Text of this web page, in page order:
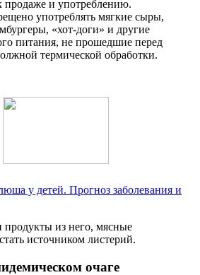
продаже и употреблению.
употреблять мягкие сыры,
«хот-доги» и другие
питания, не прошедшие перед
термической обработки.
у детей. Прогноз заболевания и
из него, мясные
источником листерий.
очаге